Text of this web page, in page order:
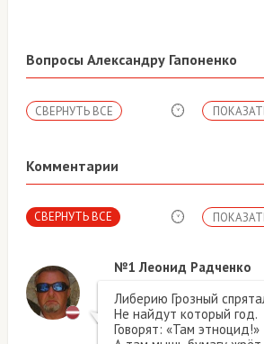
Вопросы Александру Гапоненко
СВЕРНУТЬ ВСЕ
Комментарии
СВЕРНУТЬ ВСЕ
№1 Леонид Радченко
Либерию Грозный
Не найдут который год.
Говорят: «Там этноцид!»